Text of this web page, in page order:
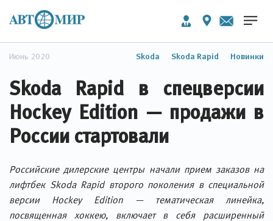
Июнь 2020 Skoda Skoda Rapid Новинки
Skoda Rapid в спецверсии
Hockey Edition — продажи в
России стартовали
Российские дилерские центры начали прием заказов на
лифтбек Skoda Rapid второго поколения в специальной
версии Hockey Edition — тематическая линейка,
посвященная хоккею, включает в себя расширенный